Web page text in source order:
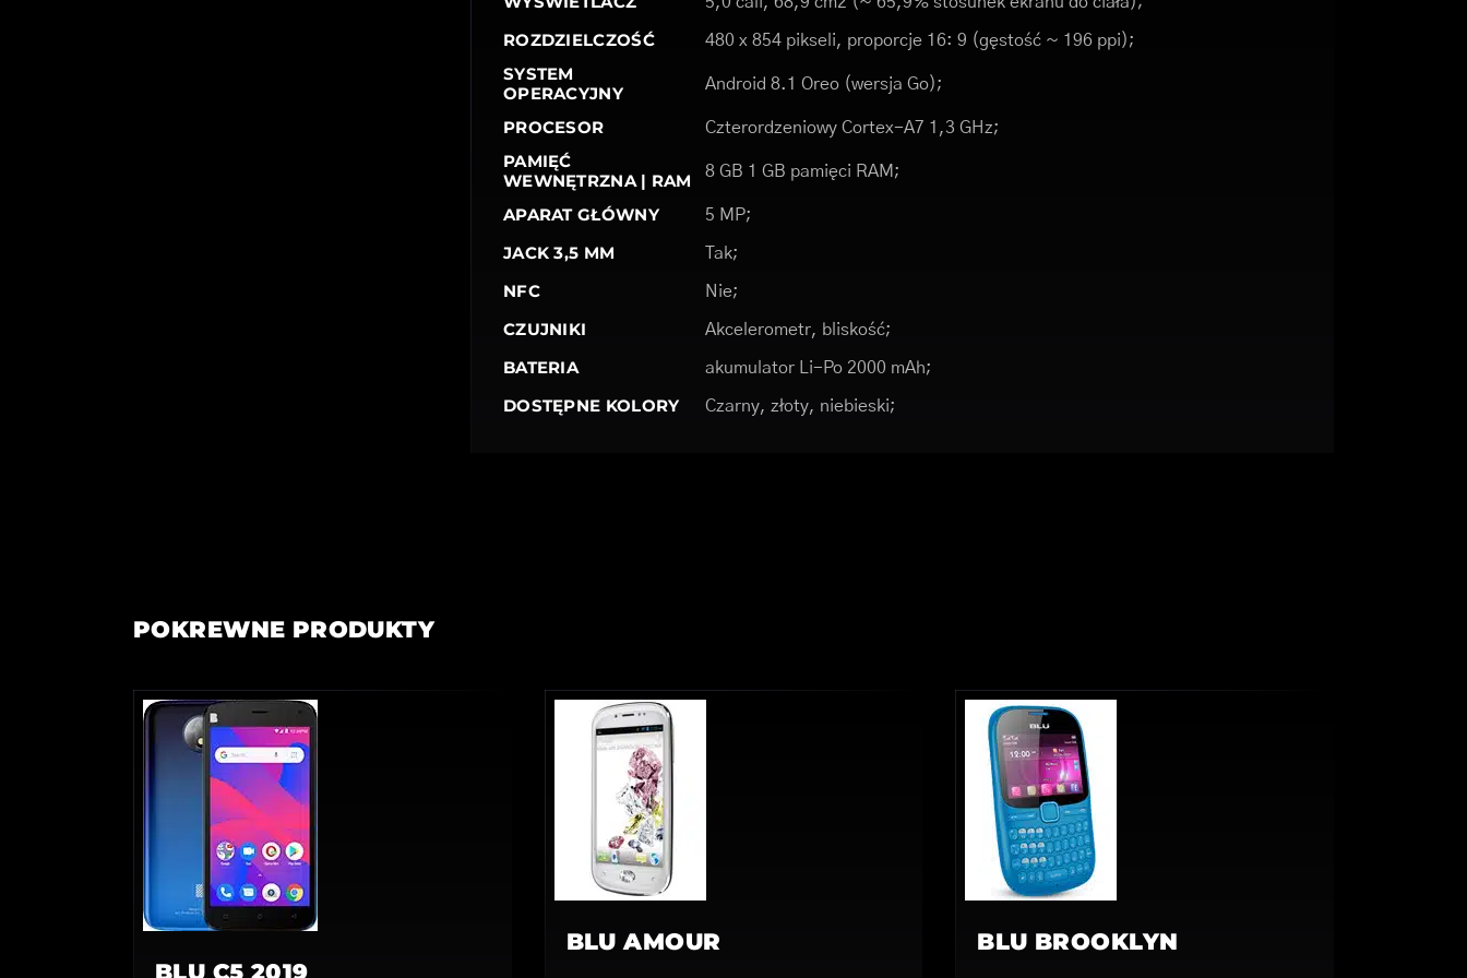
ROZDZIELCZOŚĆ 480 x 854 pikseli, proporcje 16: 9 (gęstość ~ 196 ppi);
SYSTEM
OPERACYJNY
Android 8.1 Oreo (wersja Go);
PROCESOR Czterordzeniowy Cortex-A7 1,3 GHz;
PAMIĘĆ
WEWNĘTRZNA | RAM
8 GB 1 GB pamięci RAM;
APARAT GŁÓWNY 5 MP;
JACK 3,5 MM Tak;
NFC Nie;
CZUJNIKI Akcelerometr, bliskość;
BATERIA akumulator Li-Po 2000 mAh;
DOSTĘPNE KOLORY Czarny, złoty, niebieski;
POKREWNE PRODUKTY
BLU C5 2019
BLU AMOUR BLU BROOKLYN